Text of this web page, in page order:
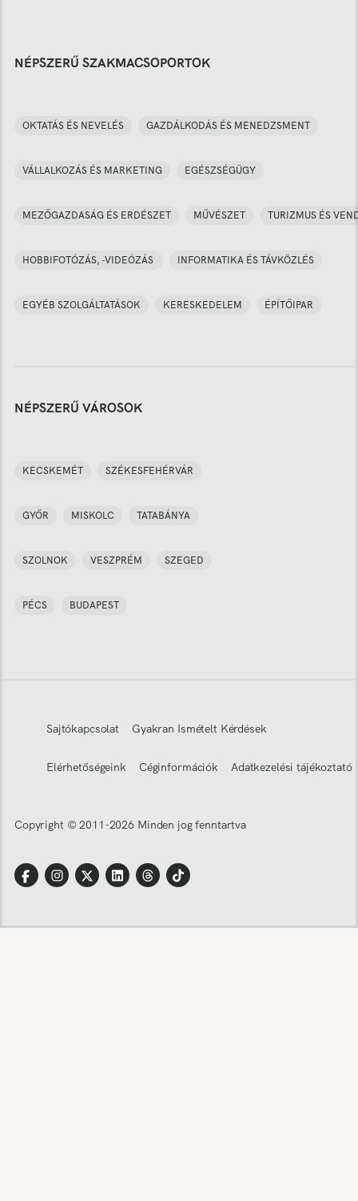
NÉPSZERŰ SZAKMACSOPORTOK
OKTATÁS ÉS NEVELÉS GAZDÁLKODÁS ÉS MENEDZSMENT
VÁLLALKOZÁS ÉS MARKETING EGÉSZSÉGÜGY
MEZŐGAZDASÁG ÉS ERDÉSZET MŰVÉSZET TURIZMUS ÉS
HOBBIFOTÓZÁS, -VIDEÓZÁS INFORMATIKA ÉS TÁVKÖZLÉS
EGYÉB SZOLGÁLTATÁSOK KERESKEDELEM ÉPÍTŐIPAR
NÉPSZERŰ VÁROSOK
KECSKEMÉT SZÉKESFEHÉRVÁR
GYŐR MISKOLC TATABÁNYA
SZOLNOK VESZPRÉM SZEGED
PÉCS BUDAPEST
Sajtókapcsolat Gyakran Ismételt Kérdések
Elérhetőségeink Céginformációk Adatkezelési tájékoztató
Copyright © 2011-2026 Minden jog fenntartva